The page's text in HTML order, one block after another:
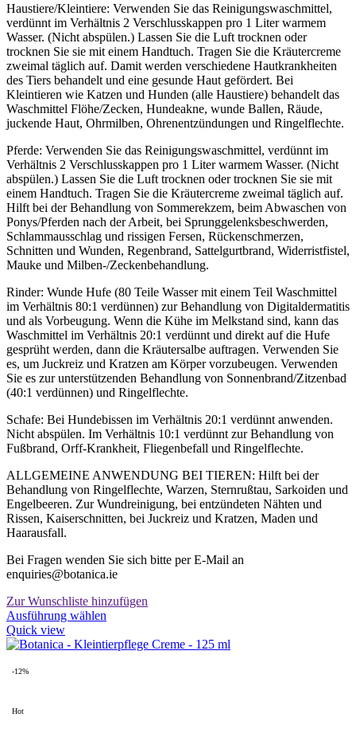
Haustiere/Kleintiere: Verwenden Sie das Reinigungswaschmittel,
verdünnt im Verhältnis 2 Verschlusskappen pro 1 Liter warmem
Wasser. (Nicht abspülen.) Lassen Sie die Luft trocknen oder
trocknen Sie sie mit einem Handtuch. Tragen Sie die Kräutercreme
zweimal täglich auf. Damit werden verschiedene Hautkrankheiten
des Tiers behandelt und eine gesunde Haut gefördert. Bei
Kleintieren wie Katzen und Hunden (alle Haustiere) behandelt das
Waschmittel Flöhe/Zecken, Hundeakne, wunde Ballen, Räude,
juckende Haut, Ohrmilben, Ohrenentzündungen und Ringelflechte.
Pferde: Verwenden Sie das Reinigungswaschmittel, verdünnt im
Verhältnis 2 Verschlusskappen pro 1 Liter warmem Wasser. (Nicht
abspülen.) Lassen Sie die Luft trocknen oder trocknen Sie sie mit
einem Handtuch. Tragen Sie die Kräutercreme zweimal täglich auf.
Hilft bei der Behandlung von Sommerekzem, beim Abwaschen von
Ponys/Pferden nach der Arbeit, bei Sprunggelenksbeschwerden,
Schlammausschlag und rissigen Fersen, Rückenschmerzen,
Schnitten und Wunden, Regenbrand, Sattelgurtbrand, Widerristfistel,
Mauke und Milben-/Zeckenbehandlung.
Rinder: Wunde Hufe (80 Teile Wasser mit einem Teil Waschmittel
im Verhältnis 80:1 verdünnen) zur Behandlung von Digitaldermatitis
und als Vorbeugung. Wenn die Kühe im Melkstand sind, kann das
Waschmittel im Verhältnis 20:1 verdünnt und direkt auf die Hufe
gesprüht werden, dann die Kräutersalbe auftragen. Verwenden Sie
es, um Juckreiz und Kratzen am Körper vorzubeugen. Verwenden
Sie es zur unterstützenden Behandlung von Sonnenbrand/Zitzenbad
(40:1 verdünnen) und Ringelflechte.
Schafe: Bei Hundebissen im Verhältnis 20:1 verdünnt anwenden.
Nicht abspülen. Im Verhältnis 10:1 verdünnt zur Behandlung von
Fußbrand, Orff-Krankheit, Fliegenbefall und Ringelflechte.
ALLGEMEINE ANWENDUNG BEI TIEREN: Hilft bei der
Behandlung von Ringelflechte, Warzen, Sternrußtau, Sarkoiden und
Engelbeeren. Zur Wundreinigung, bei entzündeten Nähten und
Rissen, Kaiserschnitten, bei Juckreiz und Kratzen, Maden und
Haarausfall.
Bei Fragen wenden Sie sich bitte per E-Mail an
enquiries@botanica.ie
Zur Wunschliste hinzufügen
Ausführung wählen
weist
Quick view
-12%
Hot